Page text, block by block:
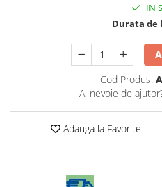
IN
Durata de
Cod Produs:
Ai nevoie de
Adauga la Favorite